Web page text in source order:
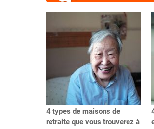
4 types de maisons de
retraite que vous trouverez à